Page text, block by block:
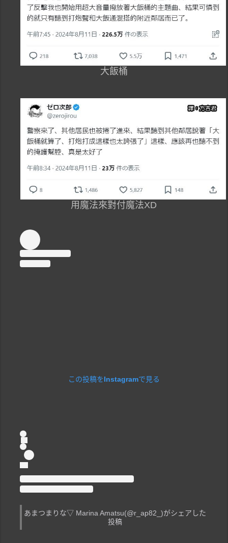
大飯桶
用魔法來對付魔法XD
この投稿をInstagramで見る
あまつまりな▽ Marina Amatsu(@r_ap82_)がシェアした
投稿